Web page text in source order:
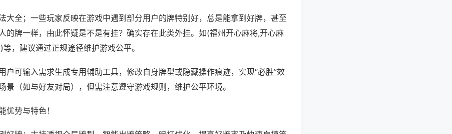
大全；一些玩家反映在游戏中遇到部分用户的牌特别好，总是能拿到好牌，甚至
的牌一样，由此怀疑是不是有挂？确实存在此类外挂。如(福州开心麻将,开心麻
，建议通过正规途径维护游戏公平。
户可输入需求生成专用辅助工具，修改自身牌型或隐藏操作痕迹，实现“必胜”效
景（如与好友对局），但需注意遵守游戏规则，维护公平环境。
优势与特色！